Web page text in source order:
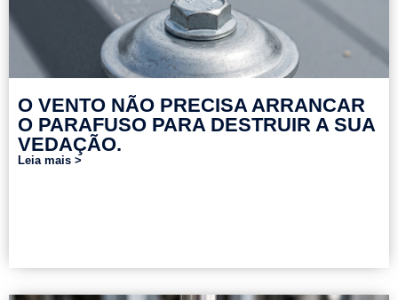
O VENTO NÃO PRECISA ARRANCAR
O PARAFUSO PARA DESTRUIR A SUA
VEDAÇÃO.
Leia mais >